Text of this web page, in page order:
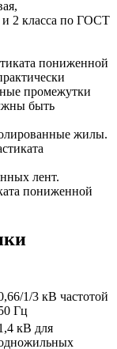
и 2 класса по ГОСТ
пониженной
промежутки
быть
жилы.
лент.
пониженной
1/3 кВ частотой
Гц
кВ для